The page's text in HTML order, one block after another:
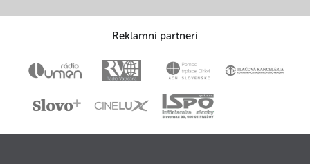
Reklamní partneri